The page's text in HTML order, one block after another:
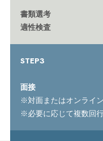
書類選考
適性検査
STEP3
面接
※対面またはオンライン
※必要に応じて複数回